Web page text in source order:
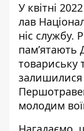
У квітні
лав
ніс службу.
пам’ятають
товариську
залишилися
молодим